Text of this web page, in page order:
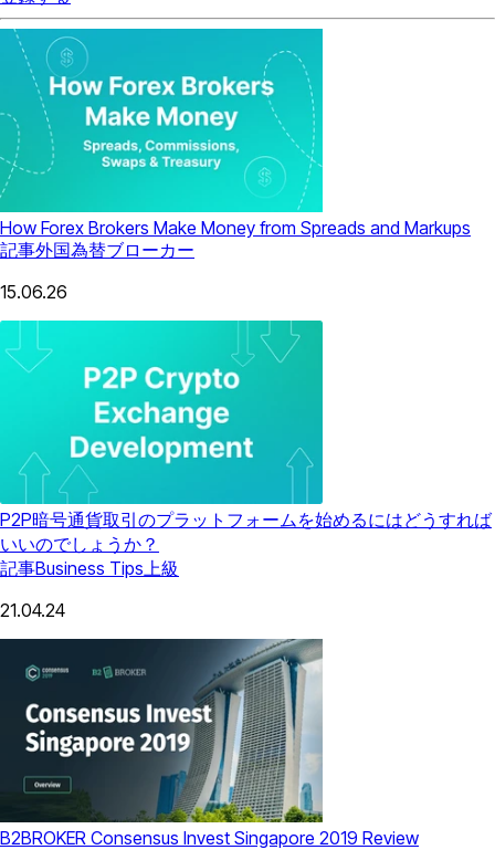
How Forex Brokers Make Money from Spreads and Markups
記事外国為替ブローカー
15.06.26
P2P暗号通貨取引のプラットフォームを始めるにはどうすれば
いいのでしょうか？
記事Business Tips 上級
21.04.24
B2BROKER Consensus Invest Singapore 2019 Review